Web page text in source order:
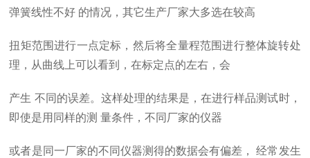
弹簧线性不好 的情况，其它生产厂家大多选在较高
扭矩范围进行一点定标，然后将全量程范围进行整体旋转处
理，从曲线上可以看到，在标定点的左右，会
产生 不同的误差。这样处理的结果是，在进行样品测试时，
即使是用同样的测 量条件，不同厂家的仪器
或者是同一厂家的不同仪器测得的数据会有偏差，
经常发生